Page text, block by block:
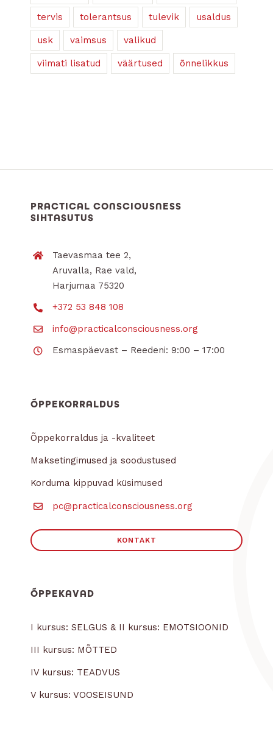
tervis tolerantsus tulevik usaldus
usk vaimsus valikud
viimati lisatud väärtused õnnelikkus
PRACTICAL CONSCIOUSNESS
SIHTASUTUS
Taevasmaa tee 2,
Aruvalla, Rae vald,
Harjumaa 75320
+372 53 848 108
info@practicalconsciousness.org
Esmaspäevast – Reedeni: 9:00 – 17:00
ÕPPEKORRALDUS
Õppekorraldus ja -kvaliteet
Maksetingimused ja soodustused
Korduma kippuvad küsimused
pc@practicalconsciousness.org
KONTAKT
ÕPPEKAVAD
I kursus: SELGUS & II kursus: EMOTSIOONID
III kursus: MÕTTED
IV kursus: TEADVUS
V kursus: VOOSEISUND